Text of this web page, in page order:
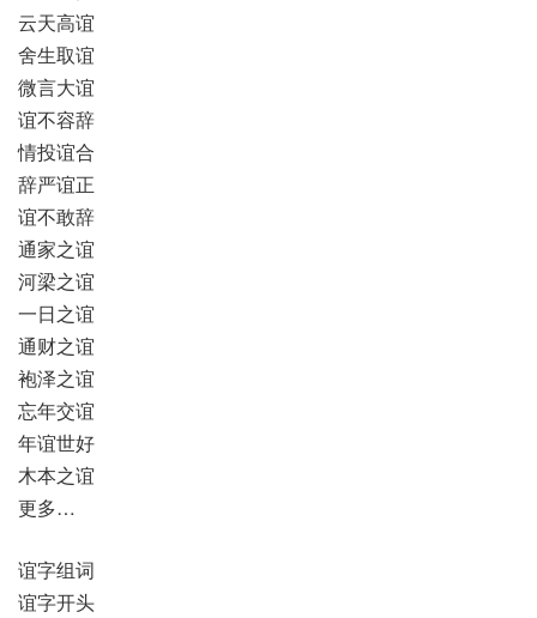
云天高谊
舍生取谊
微言大谊
谊不容辞
情投谊合
辞严谊正
谊不敢辞
通家之谊
河梁之谊
一日之谊
通财之谊
袍泽之谊
忘年交谊
年谊世好
木本之谊
更多…
谊字组词
谊字开头